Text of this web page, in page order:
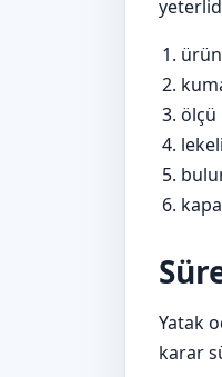
ölçü
Yatak
karar